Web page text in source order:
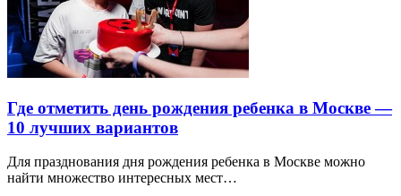
Где отметить день рождения ребенка в Москве —
10 лучших вариантов
Для празднования дня рождения ребенка в Москве можно
найти множество интересных мест…